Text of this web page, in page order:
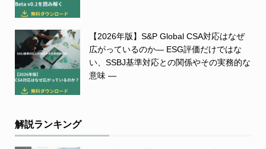
【2026年版】S&P Global CSA対応はなぜ
広がっているのか― ESG評価だけではな
い、SSBJ基準対応との関係やその実務的な
意味 ―
解説ランキング